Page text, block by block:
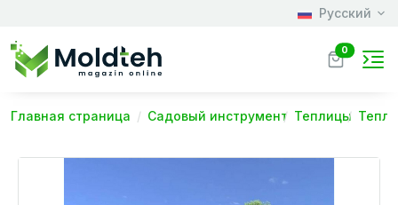
Русский
0
Главная страница Садовый инструмент Теплицы